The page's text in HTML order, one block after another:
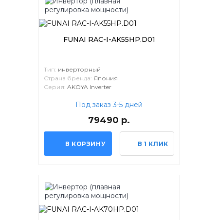
FUNAI RAC-I-AK55HP.D01
Тип: инверторный
Страна бренда: Япония
Серия: AKOYA Inverter
Под заказ 3-5 дней
79490 р.
В КОРЗИНУ В 1 КЛИК